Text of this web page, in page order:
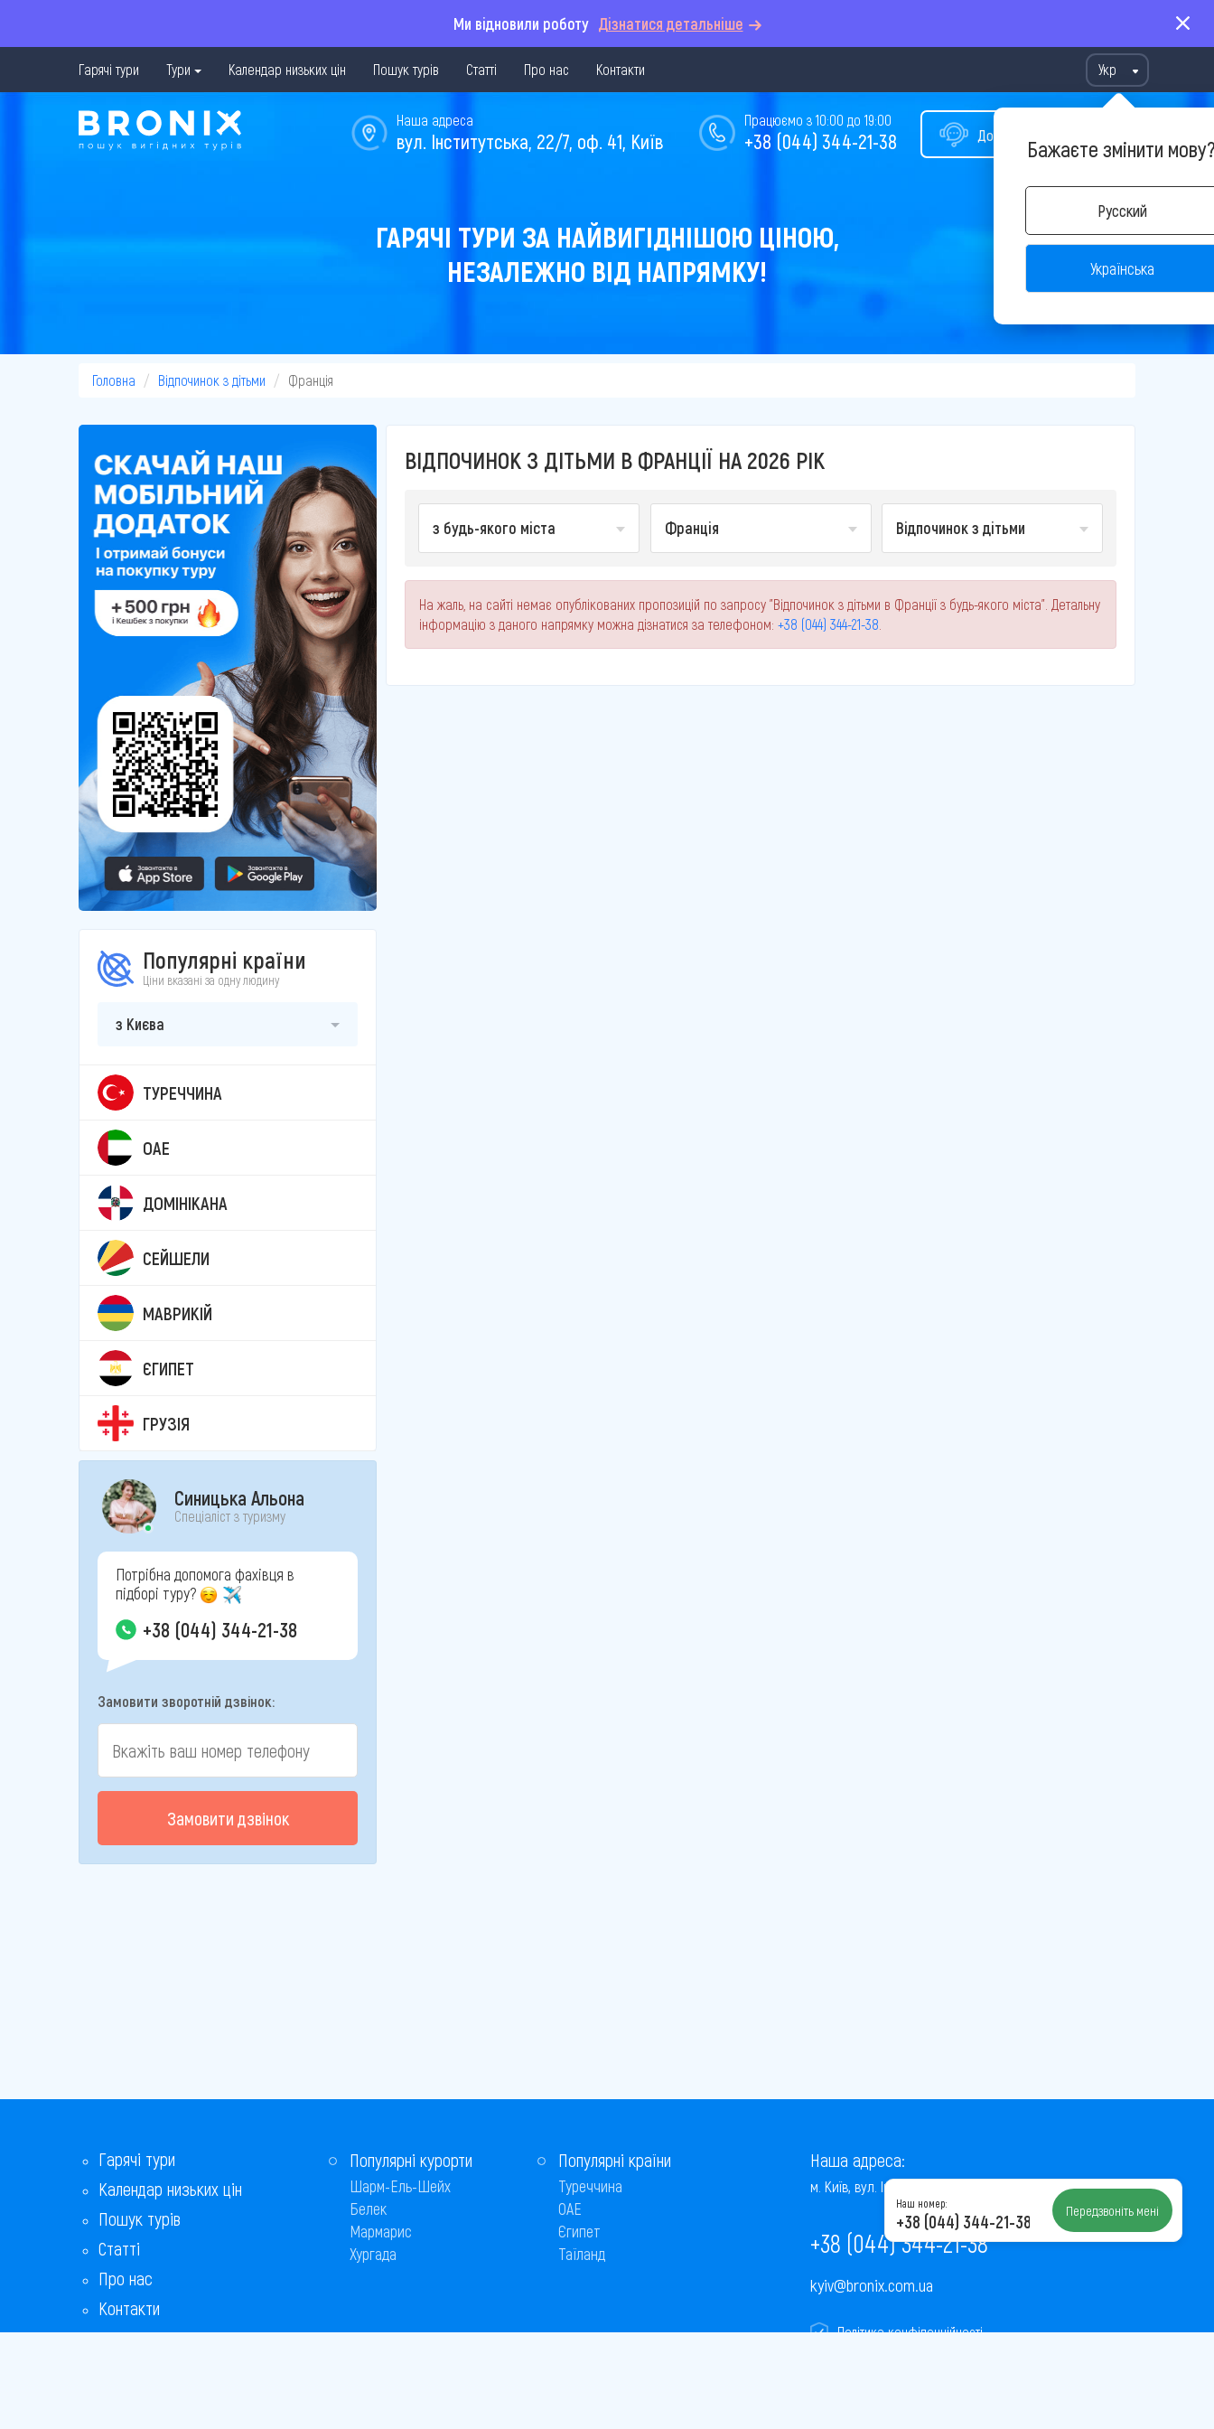
Ми відновили роботу Дізнатися детальніше
Гарячі тури Тури Календар низьких цін Пошук турів Статті Про нас Контакти Укр
Бажаєте змінити
Русский
Українська
Допомога у виборі туру
Працюємо з 10:00 до 19:00
+38 (044) 344-21-38
Наша адреса
вул. Інститутська, 22/7, оф. 41, Київ
ГАРЯЧІ ТУРИ ЗА НАЙВИГІДНІШОЮ ЦІНОЮ,
НЕЗАЛЕЖНО ВІД НАПРЯМКУ!
Головна Відпочинок з дітьми Франція
Популярні країни
Ціни вказані за одну людину
з Києва
ТУРЕЧЧИНА
ОАЕ
ДОМІНІКАНА
СЕЙШЕЛИ
МАВРИКІЙ
ЄГИПЕТ
ГРУЗІЯ
Синицька Альона
Спеціаліст з туризму
Потрібна допомога фахівця в
підборі туру?
+38 (044) 344-21-38
Замовити зворотній дзвінок:
Замовити дзвінок
ВІДПОЧИНОК З ДІТЬМИ В ФРАНЦІЇ НА 2026 РІК
з будь-якого міста Франція Відпочинок з дітьми
На жаль, на сайті немає опублікованих пропозицій по запросу "Відпочинок з дітьми в Франції з будь-якого міста". Детальну
інформацію з даного напрямку можна дізнатися за телефоном: +38 (044) 344-21-38
Гарячі тури
Календар низьких цін
Пошук турів
Статті
Про нас
Контакти
Бонусна програма
Популярні курорти
Шарм-Ель-Шейх
Белек
Мармарис
Хургада
Популярні країни
Туреччина
ОАЕ
Єгипет
Таїланд
Наша адреса:
м. Київ, вул. Інститутська, 22/7, оф. 41
+38 (044) 344-21-38
kyiv@bronix.com.ua
Політика конфіденційності
Наш номер:
+38 (044) 344-21-38 Передзвоніть мені